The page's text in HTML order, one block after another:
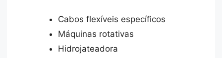
Cabos flexíveis específicos
Máquinas rotativas
Hidrojateadora